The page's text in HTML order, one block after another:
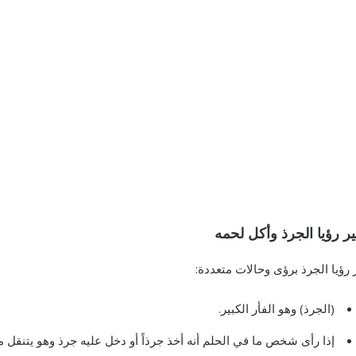
رؤيا الجرذ وأكل لحمه
رؤيا الجرذ برؤى وحالات متعددة:
(الجرذ) وهو الفأر الكبير.
إذا رأى شخص ما في الحلم أنه أخذ جرذاً أو دخل عليه جرذ وهو يتنقل